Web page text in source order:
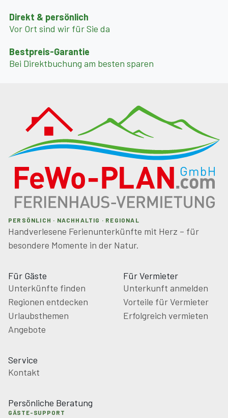
Direkt & persönlich
Vor Ort sind wir für Sie da
Bestpreis-Garantie
Bei Direktbuchung am besten sparen
PERSÖNLICH · NACHHALTIG · REGIONAL
Handverlesene Ferienunterkünfte mit Herz – für
besondere Momente in der Natur.
Für Gäste
Unterkünfte finden
Regionen entdecken
Urlaubsthemen
Angebote
Für Vermieter
Unterkunft anmelden
Vorteile für Vermieter
Erfolgreich vermieten
Service
Kontakt
Persönliche Beratung
GÄSTE-SUPPORT